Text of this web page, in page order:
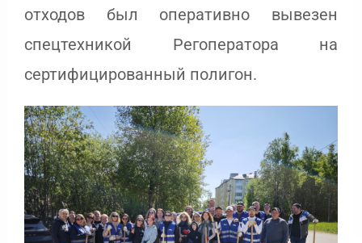
отходов был оперативно вывезен
спецтехникой Регоператора на
сертифицированный полигон.